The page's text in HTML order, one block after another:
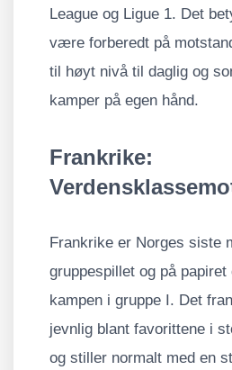
League og Ligue 1. Det
være forberedt på
til høyt nivå til daglig og
kamper på egen hånd.
Frankrike:
Frankrike er Norges siste
gruppespillet og på
kampen i gruppe I. Det
jevnlig blant favorittene i
og stiller normalt med en